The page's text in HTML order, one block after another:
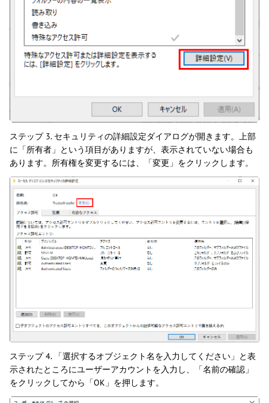
ステップ 3. セキュリティの詳細設定ダイアログが開きます。上部
に「所有者」という項目がありますが、表示されていない場合も
あります。所有権を変更するには、「変更」をクリックします。
ステップ 4. 「選択するオブジェクト名を入力してください」と表
示されたところにユーザーアカウントを入力し、「名前の確認」
をクリックしてから「OK」を押します。